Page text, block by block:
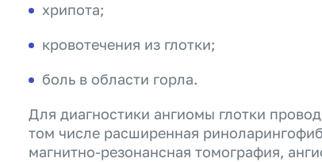
хрипота;
кровотечения из глотки;
боль в области горла.
Для диагностики ангиомы глотки
том числе расширенная
магнитно-резонансная томография,